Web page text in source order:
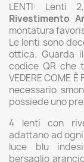
LENTI: Lenti
Rivestimento
montatura
Le lenti sono
ottica. Guarda
codice QR che
VEDERE COME È
necessario
possiede uno
4 lenti con
adattano ad
luce blu
bersaglio